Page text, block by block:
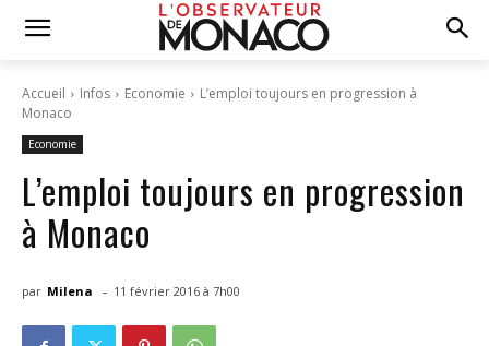
Accueil Infos Economie
L’emploi toujours en progression à
Monaco
Economie
L’emploi toujours en progression
à Monaco
par Milena - 11 février 2016 à 7h00